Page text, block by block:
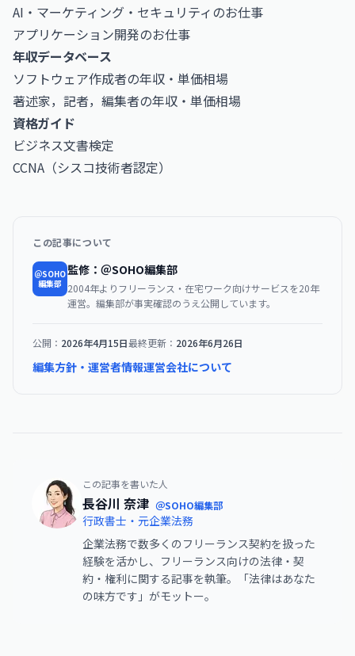
AI・マーケティング・セキュリティのお仕事
アプリケーション開発のお仕事
年収データベース
ソフトウェア作成者の年収・単価相場
著述家，記者，編集者の年収・単価相場
資格ガイド
ビジネス文書検定
CCNA（シスコ技術者認定）
この記事について
＠SOHO
編集部
監修：＠SOHO編集部
2004年よりフリーランス・在宅ワーク向けサービスを20年
運営。編集部が事実確認のうえ公開しています。
公開： 2026年4月15日最終更新： 2026年6月26日
編集方針・運営者情報運営会社について
この記事を書いた人
長谷川 奈津 ＠SOHO編集部
行政書士・元企業法務
企業法務で数多くのフリーランス契約を扱った
経験を活かし、フリーランス向けの法律・契
約・権利に関する記事を執筆。「法律はあなた
の味方です」がモットー。